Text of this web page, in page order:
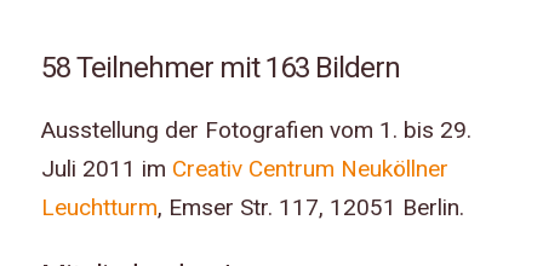
58 Teilnehmer mit 163 Bildern
Ausstellung der Fotografien vom 1. bis 29.
Juli 2011 im Creativ Centrum Neuköllner
Leuchtturm, Emser Str. 117, 12051 Berlin.